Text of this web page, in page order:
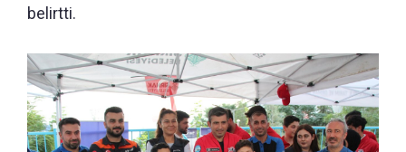
belirtti.